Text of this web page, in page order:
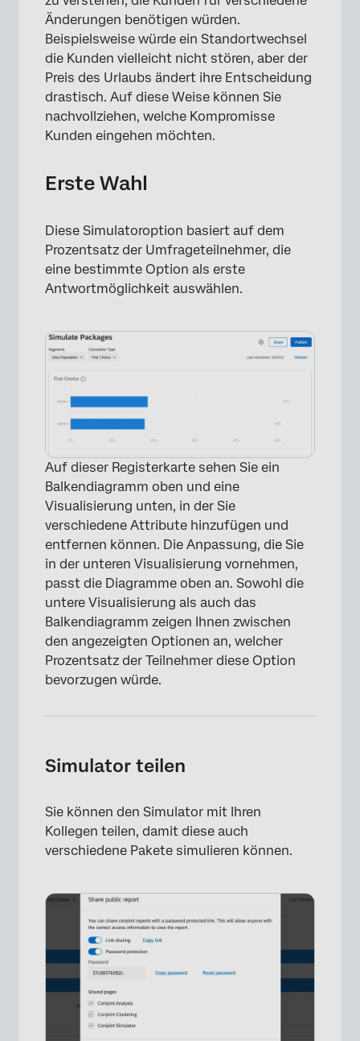
×
Änderungen benötigen würden.
Beispielsweise würde ein Standortwechsel
die Kunden vielleicht nicht stören, aber der
Preis des Urlaubs ändert ihre Entscheidung
drastisch. Auf diese Weise können Sie
nachvollziehen, welche Kompromisse
Kunden eingehen möchten.
Erste Wahl
Diese Simulatoroption basiert auf dem
Prozentsatz der Umfrageteilnehmer, die
eine bestimmte Option als erste
Antwortmöglichkeit auswählen.
Auf dieser Registerkarte sehen Sie ein
Balkendiagramm oben und eine
Visualisierung unten, in der Sie
verschiedene Attribute hinzufügen und
entfernen können. Die Anpassung, die Sie
in der unteren Visualisierung vornehmen,
passt die Diagramme oben an. Sowohl die
untere Visualisierung als auch das
Balkendiagramm zeigen Ihnen zwischen
den angezeigten Optionen an, welcher
Prozentsatz der Teilnehmer diese Option
bevorzugen würde.
Simulator teilen
Sie können den Simulator mit Ihren
Kollegen teilen, damit diese auch
verschiedene Pakete simulieren können.